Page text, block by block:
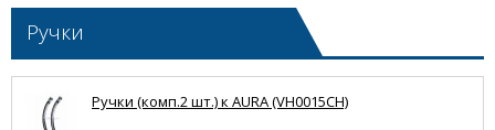
Ручки
Ручки (комп.2 шт.) к AURA (VH0015CH)